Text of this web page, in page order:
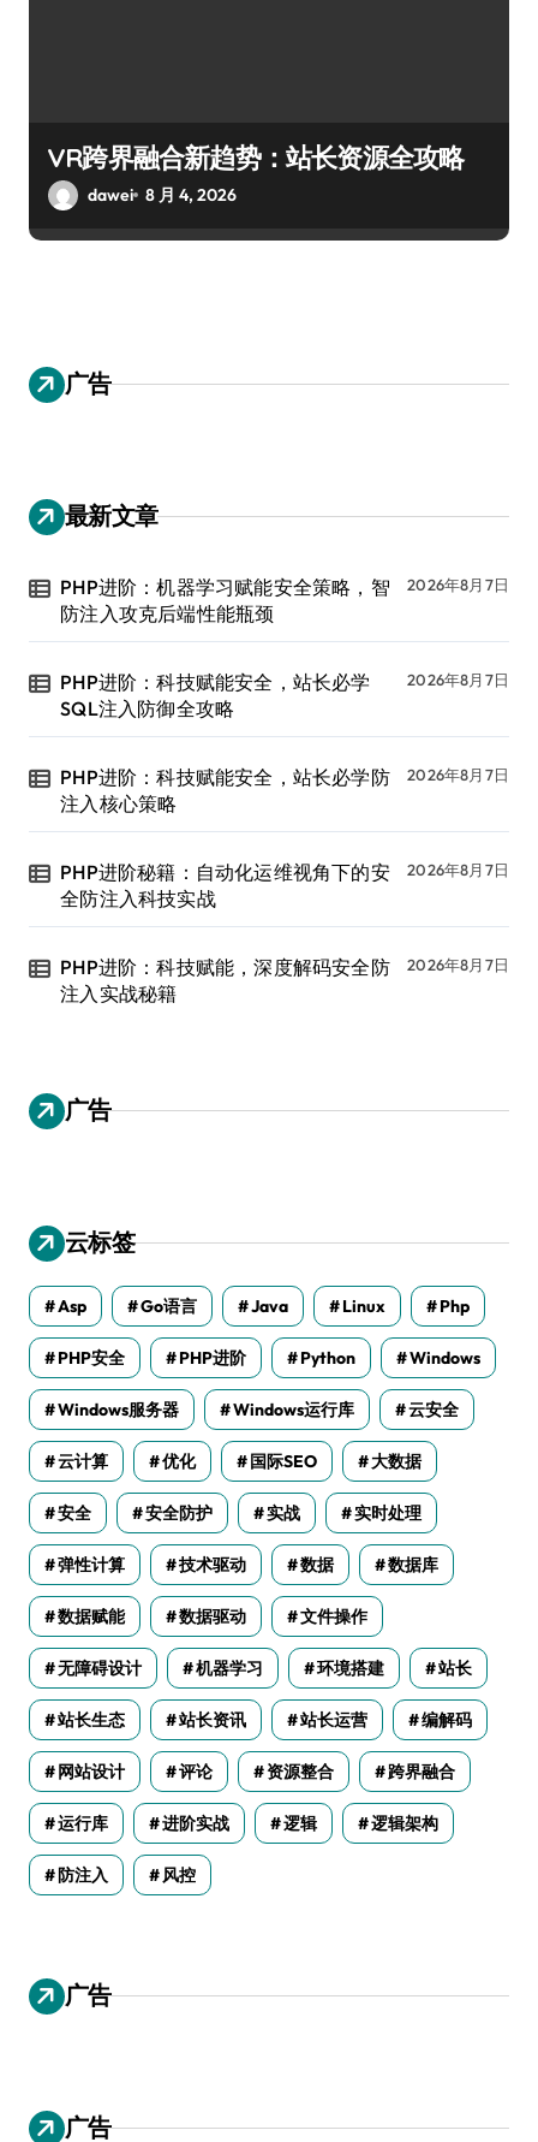
VR跨界融合新趋势：站长资源全攻略
dawei 8 月 4, 2026
广告
最新文章
PHP进阶：机器学习赋能安全策略，智
防注入攻克后端性能瓶颈
2026年8月7日
PHP进阶：科技赋能安全，站长必学
SQL注入防御全攻略
2026年8月7日
PHP进阶：科技赋能安全，站长必学防
注入核心策略
2026年8月7日
PHP进阶秘籍：自动化运维视角下的安
全防注入科技实战
2026年8月7日
PHP进阶：科技赋能，深度解码安全防
注入实战秘籍
2026年8月7日
广告
云标签
Asp Go语言 Java Linux Php
PHP安全 PHP进阶 Python Windows
Windows服务器 Windows运行库 云安全
云计算 优化 国际SEO 大数据
安全 安全防护 实战 实时处理
弹性计算 技术驱动 数据 数据库
数据赋能 数据驱动 文件操作
无障碍设计 机器学习 环境搭建 站长
站长生态 站长资讯 站长运营 编解码
网站设计 评论 资源整合 跨界融合
运行库 进阶实战 逻辑 逻辑架构
防注入 风控
广告
广告